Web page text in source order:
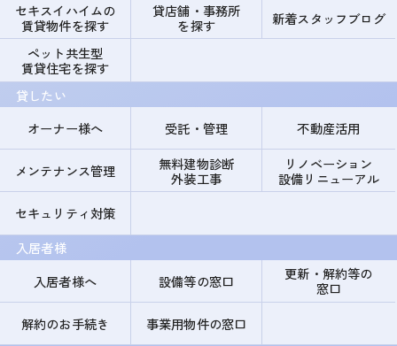
セキスイハイムの
賃貸物件を探す
貸店舗・事務所
を探す
新着スタッフブログ
ペット共生型
賃貸住宅を探す
貸したい
オーナー様へ
受託・管理 不動産活用
メンテナンス管理
無料建物診断
外装工事
リノベーション
設備リニューアル
セキュリティ対策
入居者様
入居者様へ
設備等の窓口
更新・解約等の
窓口
解約のお手続き
事業用物件の窓口